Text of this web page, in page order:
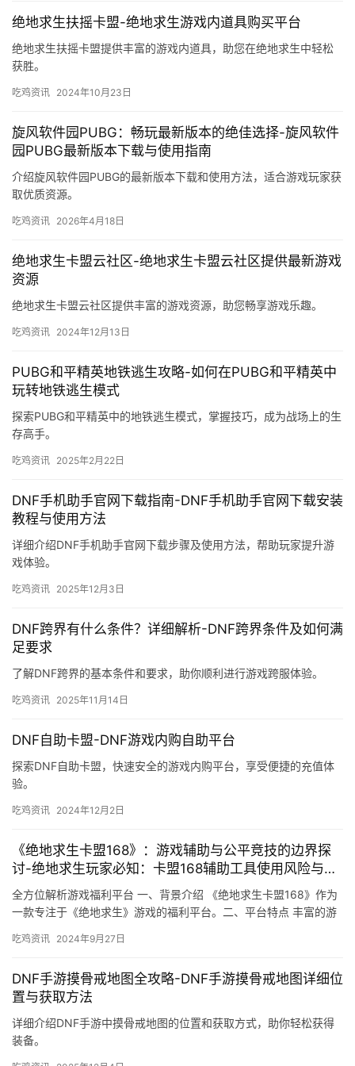
绝地求生扶摇卡盟-绝地求生游戏内道具购买平台
绝地求生扶摇卡盟提供丰富的游戏内道具，助您在绝地求生中轻松
获胜。
吃鸡资讯 2024年10月23日
旋风软件园PUBG：畅玩最新版本的绝佳选择-旋风软件
园PUBG最新版本下载与使用指南
介绍旋风软件园PUBG的最新版本下载和使用方法，适合游戏玩家获
取优质资源。
吃鸡资讯 2026年4月18日
绝地求生卡盟云社区-绝地求生卡盟云社区提供最新游戏
资源
绝地求生卡盟云社区提供丰富的游戏资源，助您畅享游戏乐趣。
吃鸡资讯 2024年12月13日
PUBG和平精英地铁逃生攻略-如何在PUBG和平精英中
玩转地铁逃生模式
探索PUBG和平精英中的地铁逃生模式，掌握技巧，成为战场上的生
存高手。
吃鸡资讯 2025年2月22日
DNF手机助手官网下载指南-DNF手机助手官网下载安装
教程与使用方法
详细介绍DNF手机助手官网下载步骤及使用方法，帮助玩家提升游
戏体验。
吃鸡资讯 2025年12月3日
DNF跨界有什么条件？详细解析-DNF跨界条件及如何满
足要求
了解DNF跨界的基本条件和要求，助你顺利进行游戏跨服体验。
吃鸡资讯 2025年11月14日
DNF自助卡盟-DNF游戏内购自助平台
探索DNF自助卡盟，快速安全的游戏内购平台，享受便捷的充值体
验。
吃鸡资讯 2024年12月2日
《绝地求生卡盟168》：游戏辅助与公平竞技的边界探
讨-绝地求生玩家必知：卡盟168辅助工具使用风险与利
弊分析
全方位解析游戏福利平台 一、背景介绍 《绝地求生卡盟168》作为
一款专注于《绝地求生》游戏的福利平台。二、平台特点 丰富的游
吃鸡资讯 2024年9月27日
DNF手游摸骨戒地图全攻略-DNF手游摸骨戒地图详细位
置与获取方法
详细介绍DNF手游中摸骨戒地图的位置和获取方式，助你轻松获得
装备。